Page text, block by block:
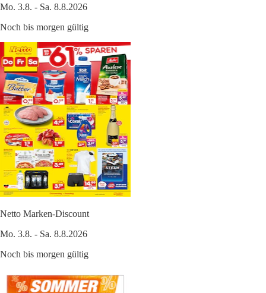
Mo. 3.8. - Sa. 8.8.2026
Noch bis morgen gültig
Netto Marken-Discount
Mo. 3.8. - Sa. 8.8.2026
Noch bis morgen gültig